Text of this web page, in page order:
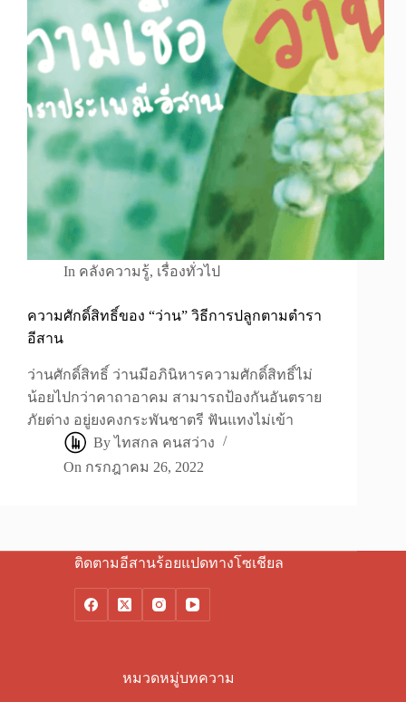
In คลังความรู้, เรื่องทั่วไป
ความศักดิ์สิทธิ์ของ “ว่าน” วิธีการปลูกตามตำรา
อีสาน
ว่านศักดิ์สิทธิ์ ว่านมีอภินิหารความศักดิ์สิทธิ์ไม่
น้อยไปกว่าคาถาอาคม สามารถป้องกันอันตราย
ภัยต่าง อยู่ยงคงกระพันชาตรี ฟันแทงไม่เข้า
By ไทสกล คนสว่าง
On กรกฎาคม 26, 2022
ติดตามอีสานร้อยแปดทางโซเชียล
หมวดหมู่บทความ